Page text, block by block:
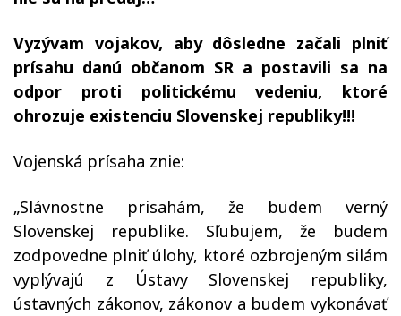
Vyzývam vojakov, aby dôsledne začali plniť
prísahu danú občanom SR a postavili sa na
odpor proti politickému vedeniu, ktoré
ohrozuje existenciu Slovenskej republiky!!!
Vojenská prísaha znie:
„Slávnostne prisahám, že budem verný
Slovenskej republike. Sľubujem, že budem
zodpovedne plniť úlohy, ktoré ozbrojeným silám
vyplývajú z Ústavy Slovenskej republiky,
ústavných zákonov, zákonov a budem vykonávať